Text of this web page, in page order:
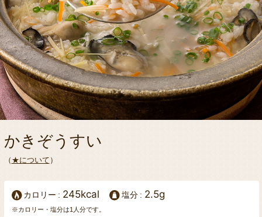
かきぞうすい
（ ★について ）
カロリー 245kcal 塩分 2.5g
※カロリー・塩分は1人分です。